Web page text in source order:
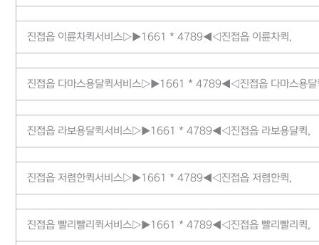
진접읍 이륜차퀵서비스▷▶1661 * 4789◀◁진접읍 이륜차퀵,
진접읍 다마스용달퀵서비스▷▶1661 * 4789◀◁진접읍 다마스용달
진접읍 라보용달퀵서비스▷▶1661 * 4789◀◁진접읍 라보용달퀵,
진접읍 저렴한퀵서비스▷▶1661 * 4789◀◁진접읍 저렴한퀵,
진접읍 빨리빨리퀵서비스▷▶1661 * 4789◀◁진접읍 빨리빨리퀵,